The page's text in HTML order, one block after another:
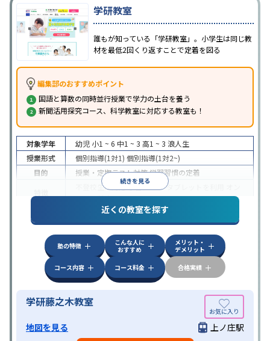
学研教室
誰もが知っている「学研教室」。小学生は同じ教
材を最低2回くり返すことで定着を図る
編集部のおすすめポイント
国語と算数の同時並行授業で学力の土台を養う
新聞活用探究コース、科学教室に対応する教室も！
続きを見る
対象学年 幼児 小1 ~ 6 中1 ~ 3 高1 ~ 3 浪人生
授業形式
個別指導(1対1) 個別指導(1対2~)
目的
授業・定期テスト対策学習習慣の定着
不登校生に対応学習にPC・タブレットを利用
ライン対応
近くの教室を探す
塾の特徴
こんな人に
おすすめ
メリット・
デメリット
コース内容
コース料金 合格実績
学研藤之木教室
地図を見る 上ノ庄駅